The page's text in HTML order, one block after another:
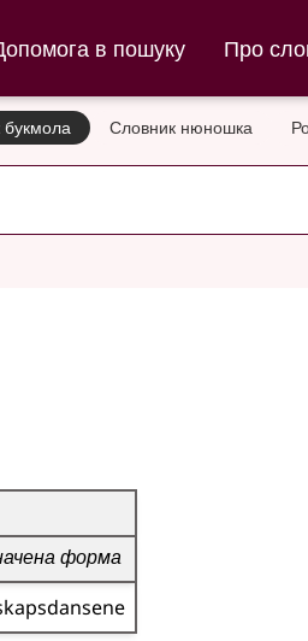
нюношка
в пошуку Про
Словник нюношка
форма